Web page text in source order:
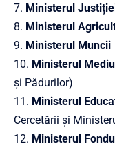
7. Ministerul
8. Ministerul
9. Ministerul Muncii
10. Ministerul
și Pădurilor)
11. Ministerul
Cercetării și
12. Ministerul